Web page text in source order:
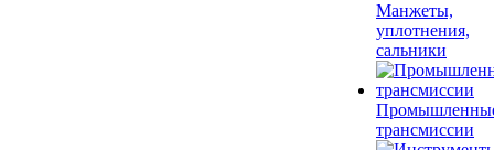
Манжеты,
уплотнения,
сальники
трансмиссии